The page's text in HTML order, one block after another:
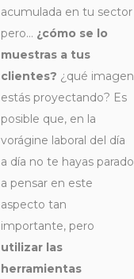
acumulada en tu sector
pero… ¿cómo se lo
muestras a tus
clientes? ¿qué imagen
estás proyectando? Es
posible que, en la
vorágine laboral del día
a día no te hayas parado
a pensar en este
aspecto tan
importante, pero
utilizar las
herramientas